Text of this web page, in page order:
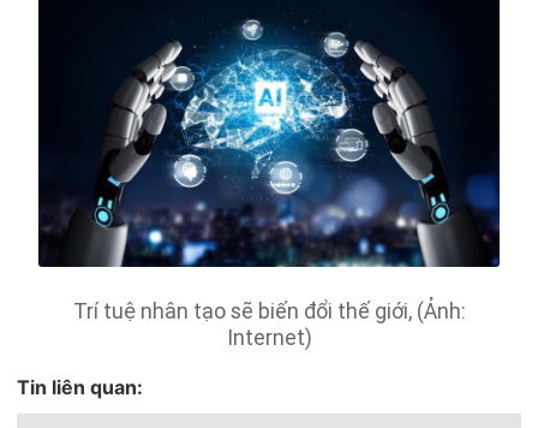
Trí tuệ nhân tạo sẽ biến đổi thế giới, (Ảnh:
Internet)
Tin liên quan: